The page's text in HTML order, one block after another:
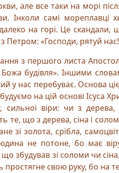
але все таки на морі
Інколи самі мореплавці
на горі. Це
Петром: «Господи, рятуй
з першого листа
будівля». Іншими
у нас перебуває. Основа
на цій основі Ісуса
сильної віри: чи з
те, що з дерева, сіна і
зі золота, срібла,
не потоне, бо має
що збудував зі соломи чи
простягне свою руку, бо на